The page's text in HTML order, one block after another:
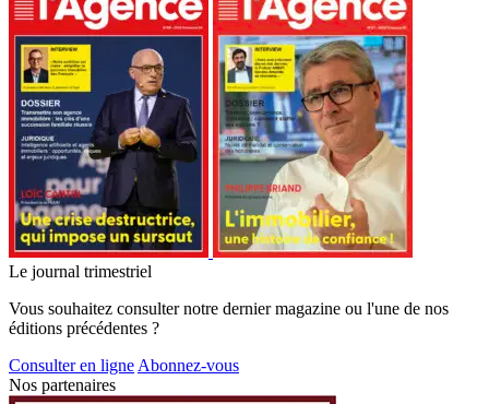
Le journal trimestriel
Vous souhaitez consulter notre dernier magazine ou l'une de nos
éditions précédentes ?
Consulter en ligne Abonnez-vous
Nos partenaires